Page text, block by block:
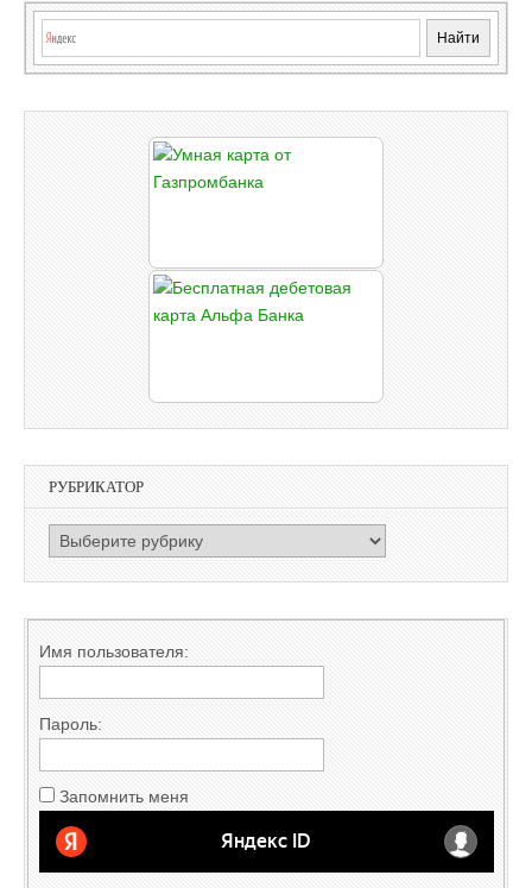
РУБРИКАТОР
РУБРИКАТОР
Имя пользователя:
Пароль:
Запомнить меня